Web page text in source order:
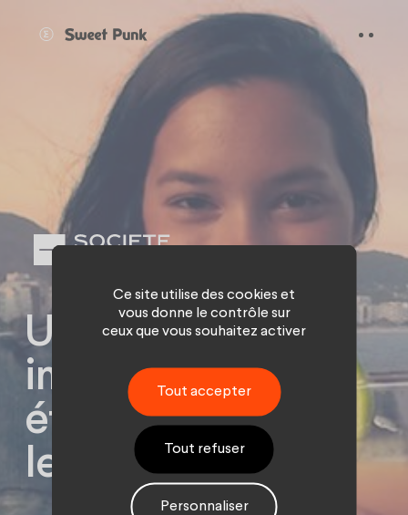
Un voyage
interactif pour
étudiants avant
leur départ.
Ce site utilise des cookies et
vous donne le contrôle sur
ceux que vous souhaitez activer
Tout accepter
Tout refuser
Personnaliser